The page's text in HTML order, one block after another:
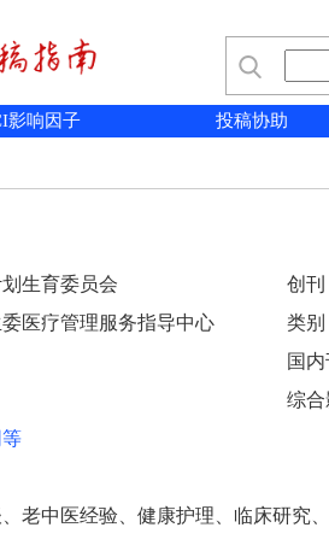
影响因子 投稿协助
生育委员会 创刊
医疗管理服务指导中心
类别
国内
综合
老中医经验、健康护理、临床研究